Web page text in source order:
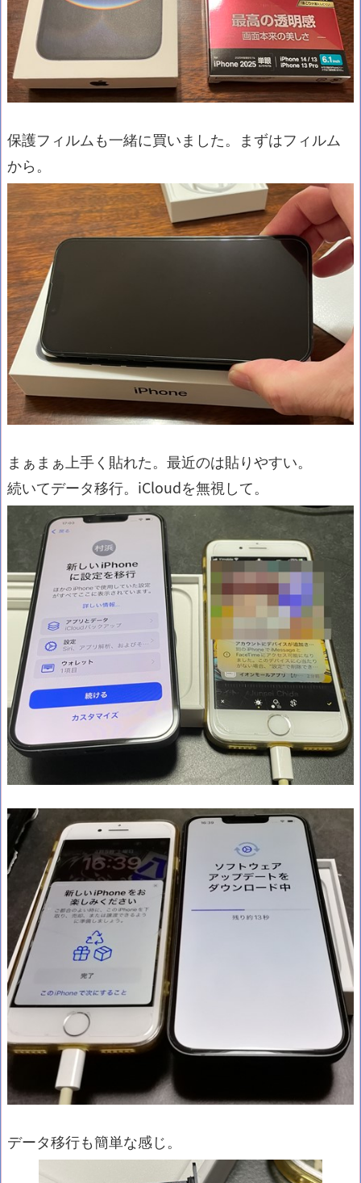
保護フィルムも一緒に買いました。まずはフィルム
から。
まぁまぁ上手く貼れた。最近のは貼りやすい。
続いてデータ移行。iCloudを無視して。
データ移行も簡単な感じ。